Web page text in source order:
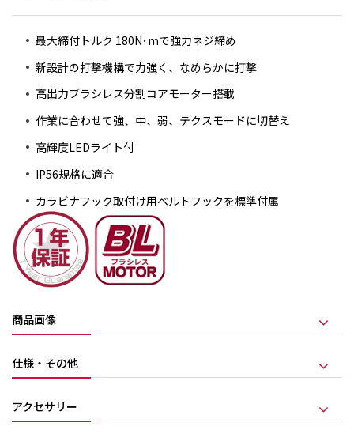
最大締付トルク 180N･mで強力ネジ締め
新設計の打撃機構で力強く、なめらかに打撃
高出力ブラシレス分割コアモーター搭載
作業に合わせて強、中、弱、テクスモードに切替え
高輝度LEDライト付
IP56規格に適合
カラビナフック取付け用ベルトフックを標準付属
商品画像
仕様・その他
アクセサリー